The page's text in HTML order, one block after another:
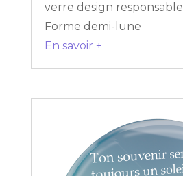
verre design responsable
Forme demi-lune
En savoir +